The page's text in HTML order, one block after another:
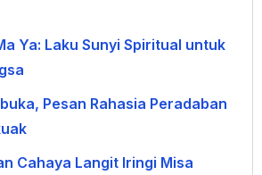
Ya: Laku Sunyi Spiritual untuk
Pesan Rahasia Peradaban
Cahaya Langit Iringi Misa